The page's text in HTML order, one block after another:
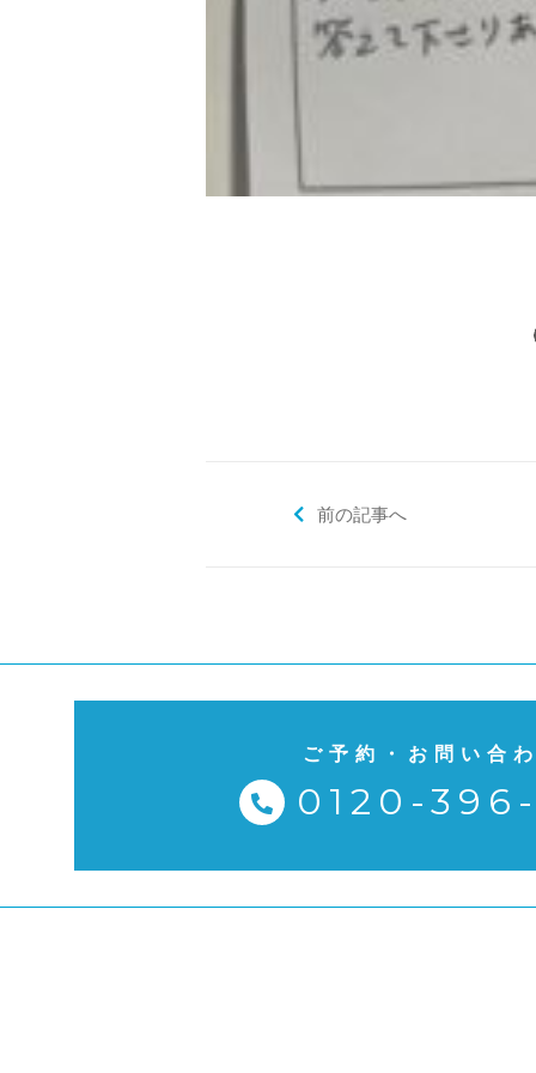
前の記事へ
ご予約・お問い合
0120-